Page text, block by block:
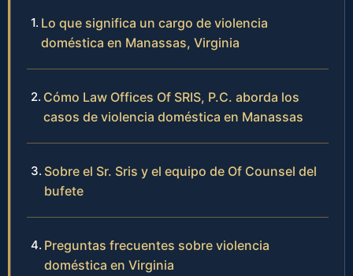
Lo que significa un cargo de violencia
doméstica en Manassas, Virginia
Cómo Law Offices Of SRIS, P.C. aborda los
casos de violencia doméstica en Manassas
Sobre el Sr. Sris y el equipo de Of Counsel del
bufete
Preguntas frecuentes sobre violencia
doméstica en Virginia